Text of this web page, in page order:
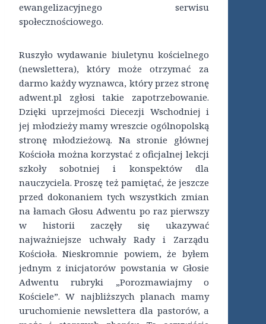
ewangelizacyjnego serwisu
społecznościowego.
Ruszyło wydawanie biuletynu kościelnego
(newslettera), który może otrzymać za
darmo każdy wyznawca, który przez stronę
adwent.pl zgłosi takie zapotrzebowanie.
Dzięki uprzejmości Diecezji Wschodniej i
jej młodzieży mamy wreszcie ogólnopolską
stronę młodzieżową. Na stronie głównej
Kościoła można korzystać z oficjalnej lekcji
szkoły sobotniej i konspektów dla
nauczyciela. Proszę też pamiętać, że jeszcze
przed dokonaniem tych wszystkich zmian
na łamach Głosu Adwentu po raz pierwszy
w historii zaczęły się ukazywać
najważniejsze uchwały Rady i Zarządu
Kościoła. Nieskromnie powiem, że byłem
jednym z inicjatorów powstania w Głosie
Adwentu rubryki „Porozmawiajmy o
Kościele”. W najbliższych planach mamy
uruchomienie newslettera dla pastorów, a